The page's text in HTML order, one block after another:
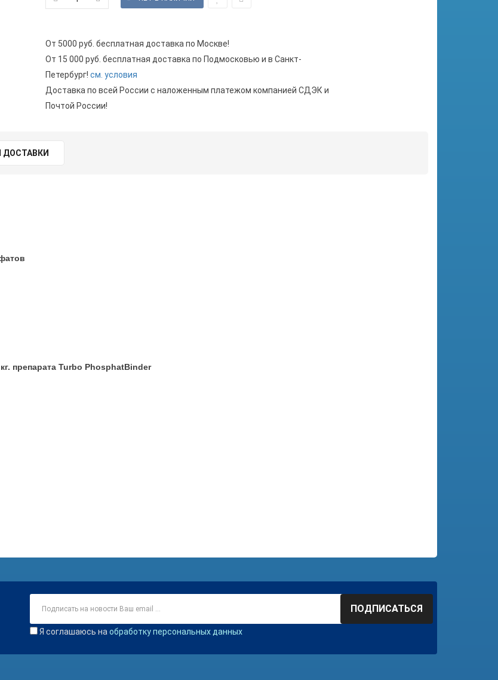
От 5000 руб. бесплатная доставка по Москве!
От 15 000 руб. бесплатная доставка по Подмосковью и в Санкт-
Петербург! см. условия
Доставка по всей России с наложенным платежом компанией СДЭК и
Почтой России!
препарата Turbo PhosphatBinder
ПОДПИСАТЬСЯ
Я соглашаюсь на обработку персональных данных